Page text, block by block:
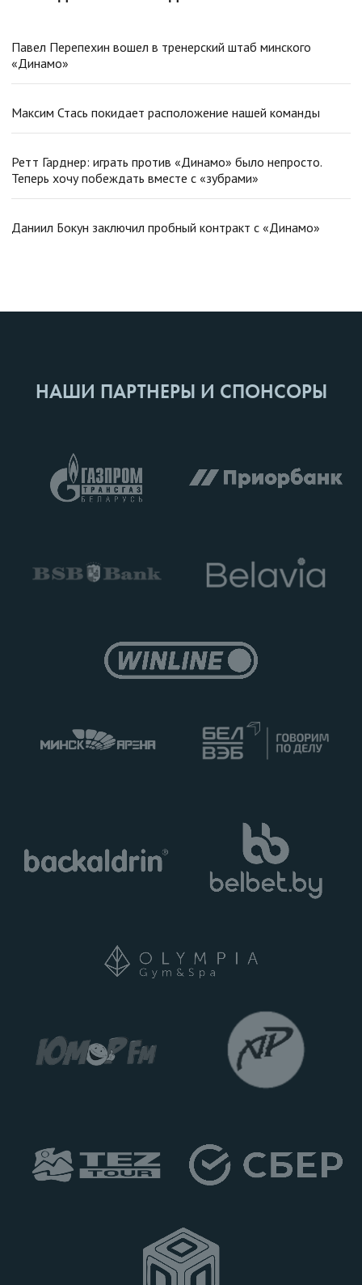
Павел Перепехин вошел в тренерский штаб минского
«Динамо»
Максим Стась покидает расположение нашей команды
Ретт Гарднер: играть против «Динамо» было непросто.
Теперь хочу побеждать вместе с «зубрами»
Даниил Бокун заключил пробный контракт с «Динамо»
НАШИ ПАРТНЕРЫ И СПОНСОРЫ